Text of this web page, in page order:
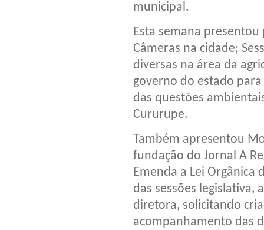
municipal.
Esta semana
Câmeras na cidade;
diversas na área da
governo do estado
das questões
Cururupe.
Também apresentou
fundação do Jornal A
Emenda a Lei
das sessões
diretora, solicitando
acompanhamento das